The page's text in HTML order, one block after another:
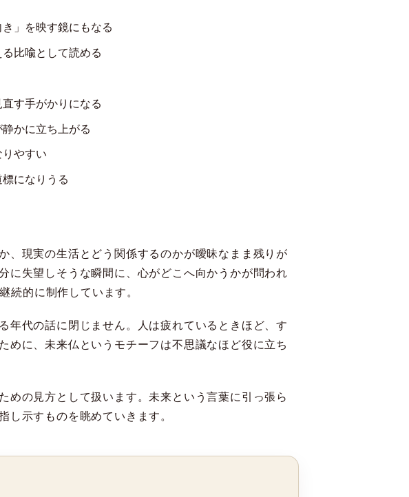
」を映す鏡にもなる
比喩として読める
す手がかりになる
かに立ち上がる
やすい
になりうる
、現実の生活とどう関係するのかが曖昧なまま残りが
に失望しそうな瞬間に、心がどこへ向かうかが問われ
続的に制作しています。
年代の話に閉じません。人は疲れているときほど、す
めに、未来仏というモチーフは不思議なほど役に立ち
めの見方として扱います。未来という言葉に引っ張ら
示すものを眺めていきます。